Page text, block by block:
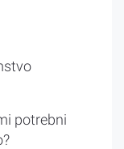
potrebni